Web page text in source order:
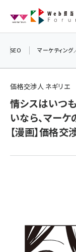
ン
seo (3523)
ai (2804)
meo
llmo
SEO マーケティン
価格交渉人 ネギリエ
情シスはいつも
いなら、マー
【漫画】価格交